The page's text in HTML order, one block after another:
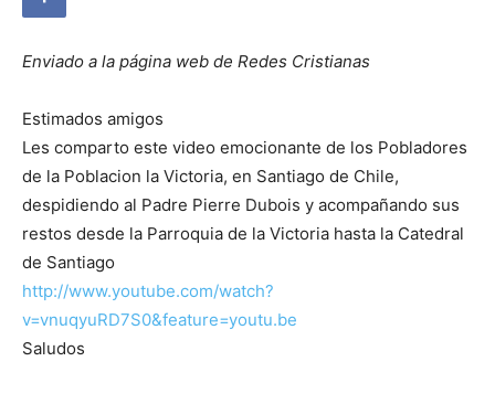
Enviado a la página web de Redes Cristianas
Estimados amigos
Les comparto este video emocionante de los Pobladores
de la Poblacion la Victoria, en Santiago de Chile,
despidiendo al Padre Pierre Dubois y acompañando sus
restos desde la Parroquia de la Victoria hasta la Catedral
de Santiago
http://www.youtube.com/watch?
v=vnuqyuRD7S0&feature=youtu.be
Saludos